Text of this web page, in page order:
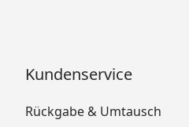
Kundenservice
Rückgabe & Umtausch